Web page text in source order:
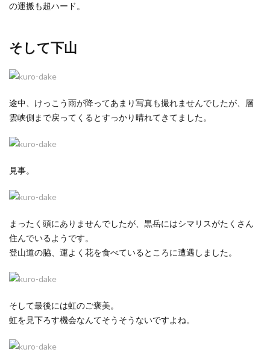
の運搬も超ハード。
そして下山
途中、けっこう雨が降ってあまり写真も撮れませんでしたが、層
雲峡側まで戻ってくるとすっかり晴れてきてました。
見事。
まったく頭にありませんでしたが、黒岳にはシマリスがたくさん
住んでいるようです。
登山道の脇、運よく花を食べているところに遭遇しました。
そして最後には虹のご褒美。
虹を見下ろす機会なんてそうそうないですよね。